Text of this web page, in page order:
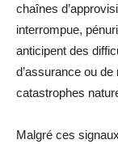
chaînes
interrompue,
anticipent des
d’assurance ou
catastrophes
Malgré ces